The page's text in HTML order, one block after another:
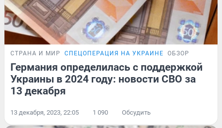
СТРАНА И МИР СПЕЦОПЕРАЦИЯ НА УКРАИНЕ ОБЗОР
Германия определилась с поддержкой
Украины в 2024 году: новости СВО за
13 декабря
13 декабря, 2023, 22:05 1 090 Обсудить